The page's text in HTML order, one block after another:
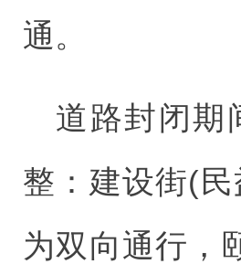
通。
道路封闭期
整：建设街(
为双向通行，